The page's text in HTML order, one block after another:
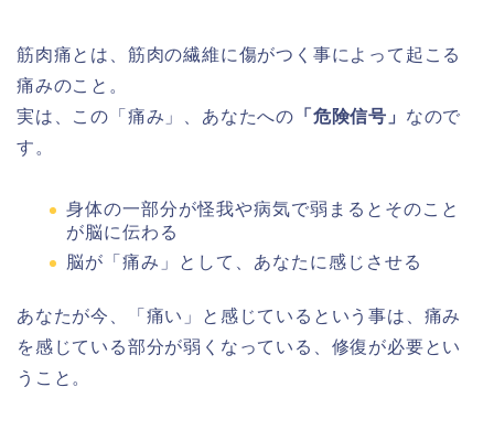
筋肉痛とは、筋肉の繊維に傷がつく事によって起こる
痛みのこと。
実は、この「痛み」、あなたへの 「危険信号」 なので
す。
身体の一部分が怪我や病気で弱まるとそのこと
が脳に伝わる
脳が「痛み」として、あなたに感じさせる
あなたが今、「痛い」と感じているという事は、痛み
を感じている部分が弱くなっている、修復が必要とい
うこと。